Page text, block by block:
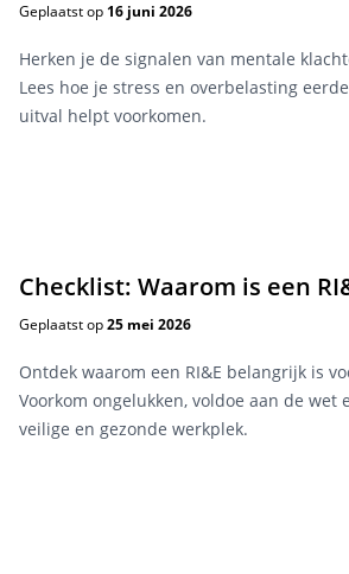
Geplaatst op 16 juni 2026
Herken je de signalen van mentale
Lees hoe je stress en overbelasting
uitval helpt voorkomen.
Checklist: Waarom is een
Geplaatst op25 mei 2026
Ontdek waarom een RI&E belangrijk is
Voorkom ongelukken, voldoe aan de wet
veilige en gezonde werkplek.